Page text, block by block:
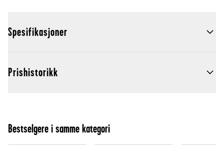
Spesifikasjoner
Prishistorikk
Bestselgere i samme kategori